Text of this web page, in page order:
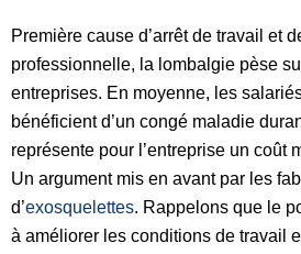
Première cause d’arrêt de travail et
professionnelle, la lombalgie pèse
entreprises. En moyenne, les
bénéficient d’un congé maladie
représente pour l’entreprise un coût
Un argument mis en avant par les
d’exosquelettes. Rappelons que le
à améliorer les conditions de travail